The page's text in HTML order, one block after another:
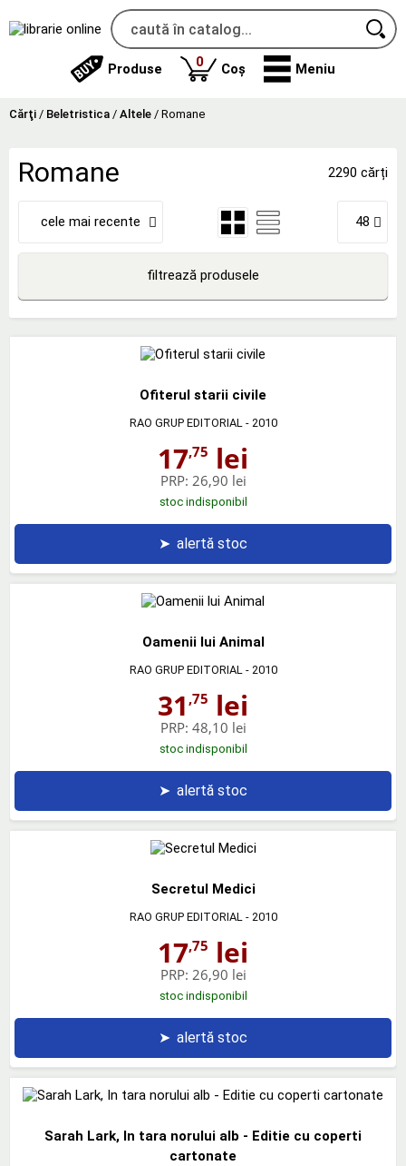
Produse 0produse
Coș Meniu
Cărţi / Beletristica / Altele / Romane
Romane 2290 cărți
cele mai recente 48
filtrează produsele
Ofiterul starii civile
RAO GRUP EDITORIAL - 2010
17,75 lei
PRP: 26,90 lei
stoc indisponibil
➤ alertă stoc
Oamenii lui Animal
RAO GRUP EDITORIAL - 2010
31 ,75 lei
PRP: 48,10 lei
stoc indisponibil
➤ alertă stoc
Secretul Medici
RAO GRUP EDITORIAL - 2010
17,75 lei
PRP: 26,90 lei
stoc indisponibil
➤ alertă stoc
Sarah Lark, In tara norului alb - Editie cu coperti
cartonate